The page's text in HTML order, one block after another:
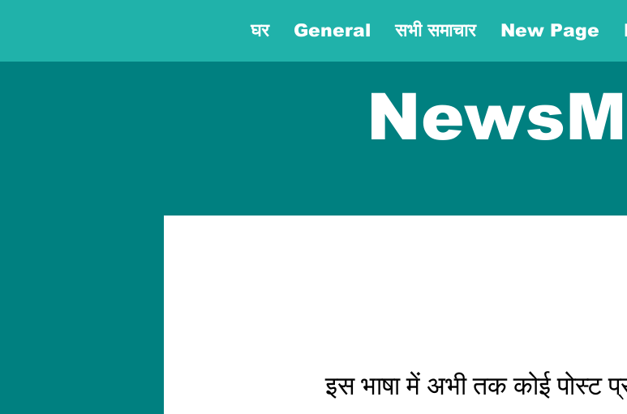
घर General सभी समाचार New Page
इस भाषा में अभी तक कोई पोस्ट